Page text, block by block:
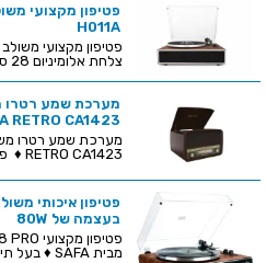
H011A
צלחת אלומיניום 28 ס"מ ♦ מחט אודיו טכניקה תוצרת יפן...
מערכת שמע רטרו
RETRO CA1423
RETRO CA1423 ♦ פטיפון, CD ורדיו ♦ זוג רמקולים מ...
פטיפון איכותי
בעצמה של 80W
מבית SAFA ♦ בעל תיבת תהודה מעץ ♦ כולל...